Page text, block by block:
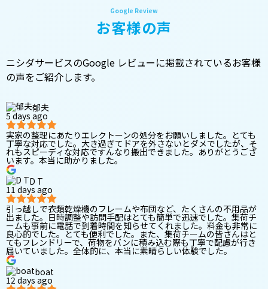
お客様の声
ニシダサービスのGoogle レビューに掲載されているお客様
の声をご紹介します。
郁夫
5 days ago
実家の整理にあたりエレクトーンの処分をお願いしました。とても
丁寧な対応でした。大き過ぎてドアを外さないとダメでしたが、そ
れもスピーディな対応ですんなり搬出できました。ありがとうござ
います。本当に助かりました。
D T
11 days ago
引っ越しで衣類乾燥機のフレームや布団など、たくさんの不用品が
出ました。日時調整や訪問手配はとても簡単で迅速でした。集荷チ
ームも事前に電話で到着時間を知らせてくれました。料金も非常に
良心的でした。とても便利でした。また、集荷チームの皆さんはと
てもフレンドリーで、荷物をバンに積み込む際も丁寧で配慮が行き
届いていました。全体的に、本当に素晴らしい体験でした。
boat
12 days ago